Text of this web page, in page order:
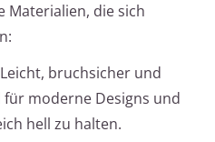
Materialien, die sich
Leicht, bruchsicher und
moderne Designs und
hell zu halten.